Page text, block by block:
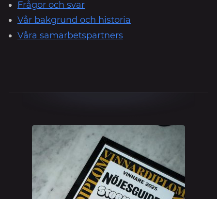
Frågor och svar
Vår bakgrund och historia
Våra samarbetspartners